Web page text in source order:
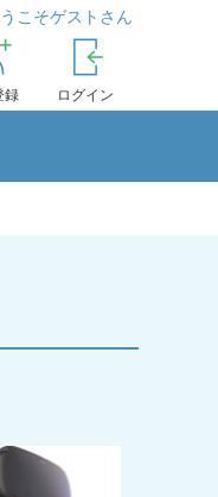
こそゲストさん
録 ログイン